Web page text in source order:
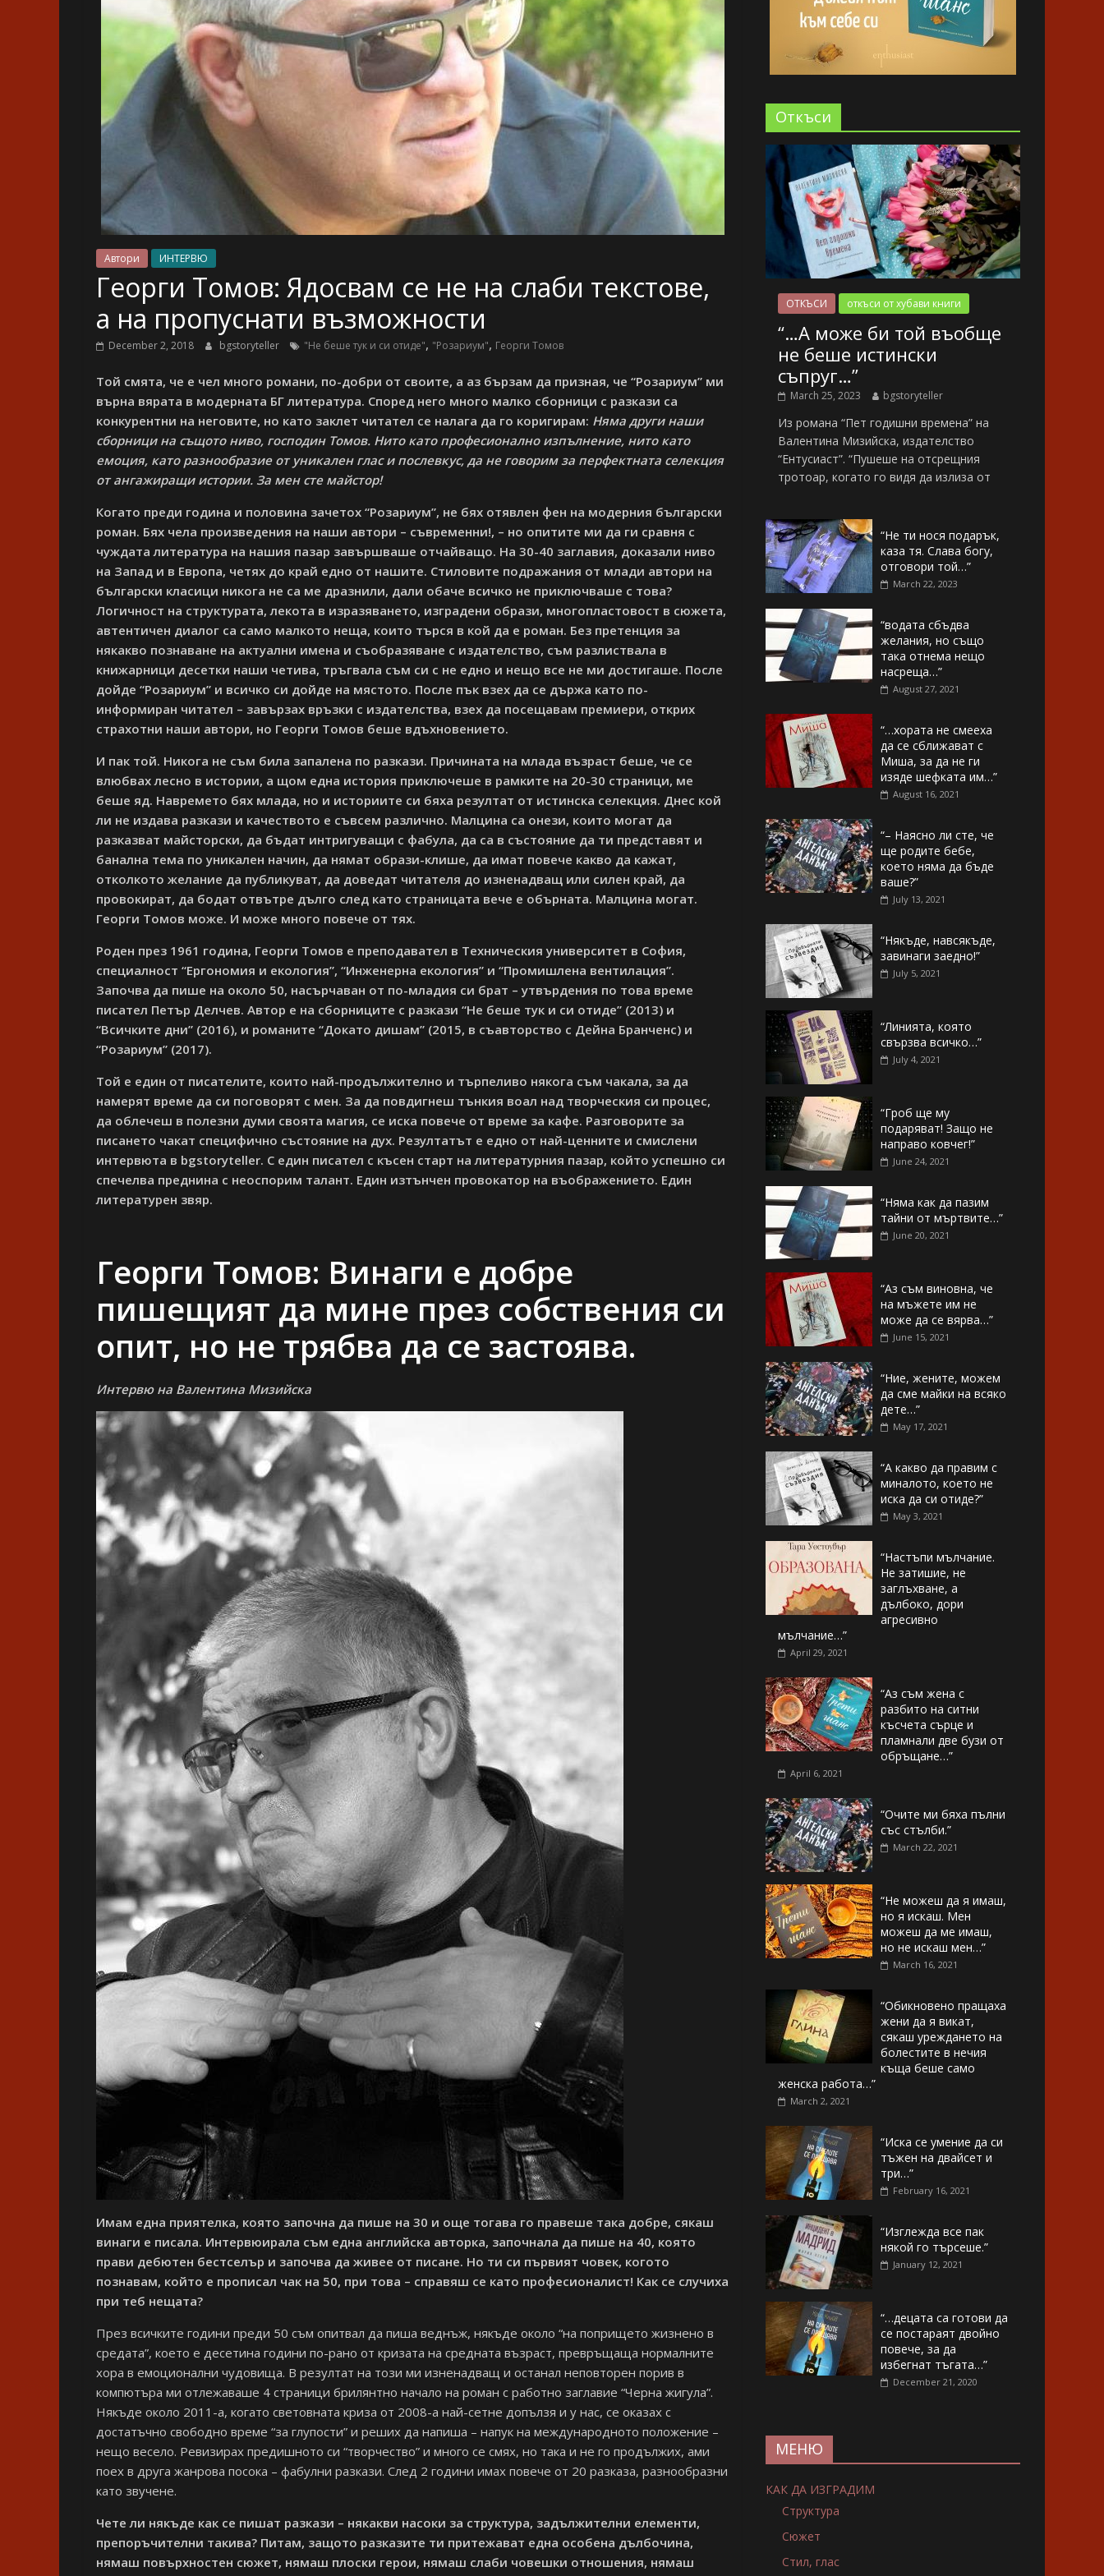
Автори ИНТЕРВЮ
Георги Томов: Ядосвам се не на слаби текстове,
а на пропуснати възможности
December 2, 2018 bgstoryteller "Не беше тук и си отиде", "Розариум", Георги Томов
Той смята, че е чел много романи, по-добри от своите, а аз бързам да призная, че “Розариум” ми
върна вярата в модерната БГ литература. Според него много малко сборници с разкази са
конкурентни на неговите, но като заклет читател се налага да го коригирам: Няма други наши
сборници на същото ниво, господин Томов. Нито като професионално изпълнение, нито като
емоция, като разнообразие от уникален глас и послевкус, да не говорим за перфектната селекция
от ангажиращи истории. За мен сте майстор!
Когато преди година и половина зачетох “Розариум”, не бях отявлен фен на модерния български
роман. Бях чела произведения на наши автори – съвременни!, – но опитите ми да ги сравня с
чуждата литература на нашия пазар завършваше отчайващо. На 30-40 заглавия, доказали ниво
на Запад и в Европа, четях до край едно от нашите. Стиловите подражания от млади автори на
български класици никога не са ме дразнили, дали обаче всичко не приключваше с това?
Логичност на структурата, лекота в изразяването, изградени образи, многопластовост в сюжета,
автентичен диалог са само малкото неща, които търся в кой да е роман. Без претенция за
някакво познаване на актуални имена и съобразяване с издателство, съм разлиствала в
книжарници десетки наши четива, тръгвала съм си с не едно и нещо все не ми достигаше. После
дойде “Розариум” и всичко си дойде на мястото. После пък взех да се държа като по-
информиран читател – завързах връзки с издателства, взех да посещавам премиери, открих
страхотни наши автори, но Георги Томов беше вдъхновението.
И пак той. Никога не съм била запалена по разкази. Причината на млада възраст беше, че се
влюбвах лесно в истории, а щом една история приключеше в рамките на 20-30 страници, ме
беше яд. Навремето бях млада, но и историите си бяха резултат от истинска селекция. Днес кой
ли не издава разкази и качеството е съвсем различно. Малцина са онези, които могат да
разказват майсторски, да бъдат интригуващи с фабула, да са в състояние да ти представят и
банална тема по уникален начин, да нямат образи-клише, да имат повече какво да кажат,
отколкото желание да публикуват, да доведат читателя до изненадващ или силен край, да
провокират, да бодат отвътре дълго след като страницата вече е обърната. Малцина могат.
Георги Томов може. И може много повече от тях.
Роден през 1961 година, Георги Томов е преподавател в Техническия университет в София,
специалност “Ергономия и екология”, “Инженерна екология” и “Промишлена вентилация”.
Започва да пише на около 50, насърчаван от по-младия си брат – утвърдения по това време
писател Петър Делчев. Автор е на сборниците с разкази “Не беше тук и си отиде” (2013) и
“Всичките дни” (2016), и романите “Докато дишам” (2015, в съавторство с Дейна Бранченс) и
“Розариум” (2017).
Той е един от писателите, които най-продължително и търпеливо някога съм чакала, за да
намерят време да си поговорят с мен. За да повдигнеш тънкия воал над творческия си процес,
да облечеш в полезни думи своята магия, се иска повече от време за кафе. Разговорите за
писането чакат специфично състояние на дух. Резултатът е едно от най-ценните и смислени
интервюта в bgstoryteller. С един писател с късен старт на литературния пазар, който успешно си
спечелва преднина с неоспорим талант. Един изтънчен провокатор на въображението. Един
литературен звяр.
Георги Томов: Винаги е добре
пишещият да мине през собствения си
опит, но не трябва да се застоява.
Интервю на Валентина Мизийска
Имам една приятелка, която започна да пише на 30 и още тогава го правеше така добре, сякаш
винаги е писала. Интервюирала съм една английска авторка, започнала да пише на 40, която
прави дебютен бестселър и започва да живее от писане. Но ти си първият човек, когото
познавам, който е прописал чак на 50, при това – справяш се като професионалист! Как се случиха
при теб нещата?
През всичките години преди 50 съм опитвал да пиша веднъж, някъде около “на попрището жизнено в
средата”, което е десетина години по-рано от кризата на средната възраст, превръщаща нормалните
хора в емоционални чудовища. В резултат на този ми изненадващ и останал неповторен порив в
компютъра ми отлежаваше 4 страници брилянтно начало на роман с работно заглавие “Черна жигула”.
Някъде около 2011-а, когато световната криза от 2008-а най-сетне допълзя и у нас, се оказах с
достатъчно свободно време “за глупости” и реших да напиша – напук на международното положение –
нещо весело. Ревизирах предишното си “творчество” и много се смях, но така и не го продължих, ами
поех в друга жанрова посока – фабулни разкази. След 2 години имах повече от 20 разказа, разнообразни
като звучене.
Чете ли някъде как се пишат разкази – някакви насоки за структура, задължителни елементи,
препоръчителни такива? Питам, защото разказите ти притежават една особена дълбочина,
нямаш повърхностен сюжет, нямаш плоски герои, нямаш слаби човешки отношения, нямаш
Oткъси
ОТКЪСИ откъси от хубави книги
“…А може би той въобще
не беше истински
съпруг…”
March 25, 2023 bgstoryteller
Из романа “Пет годишни времена” на
Валентина Мизийска, издателство
“Ентусиаст”. “Пушеше на отсрещния
тротоар, когато го видя да излиза от
“Не ти нося подарък,
каза тя. Слава богу,
отговори той…”
March 22, 2023
“водата сбъдва
желания, но също
така отнема нещо
насреща…”
August 27, 2021
“…хората не смееха
да се сближават с
Миша, за да не ги
изяде шефката им…”
August 16, 2021
“– Наясно ли сте, че
ще родите бебе,
което няма да бъде
ваше?”
July 13, 2021
“Някъде, навсякъде,
завинаги заедно!”
July 5, 2021
“Линията, която
свързва всичко…”
July 4, 2021
“Гроб ще му
подаряват! Защо не
направо ковчег!”
June 24, 2021
“Няма как да пазим
тайни от мъртвите…”
June 20, 2021
“Аз съм виновна, че
на мъжете им не
може да се вярва…”
June 15, 2021
“Ние, жените, можем
да сме майки на всяко
дете…”
May 17, 2021
“А какво да правим с
миналото, което не
иска да си отиде?”
May 3, 2021
“Настъпи мълчание.
Не затишие, не
заглъхване, а
дълбоко, дори
агресивно
мълчание…”
April 29, 2021
“Аз съм жена с
разбито на ситни
късчета сърце и
пламнали две бузи от
обръщане…”
April 6, 2021
“Очите ми бяха пълни
със стълби.”
March 22, 2021
“Не можеш да я имаш,
но я искаш. Мен
можеш да ме имаш,
но не искаш мен…”
March 16, 2021
“Обикновено пращаха
жени да я викат,
сякаш уреждането на
болестите в нечия
къща беше само
женска работа…”
March 2, 2021
“Иска се умение да си
тъжен на двайсет и
три…”
February 16, 2021
“Изглежда все пак
някой го търсеше.”
January 12, 2021
“…децата са готови да
се постараят двойно
повече, за да
избегнат тъгата…”
December 21, 2020
МЕНЮ
КАК ДА ИЗГРАДИМ
Структура
Сюжет
Стил, глас